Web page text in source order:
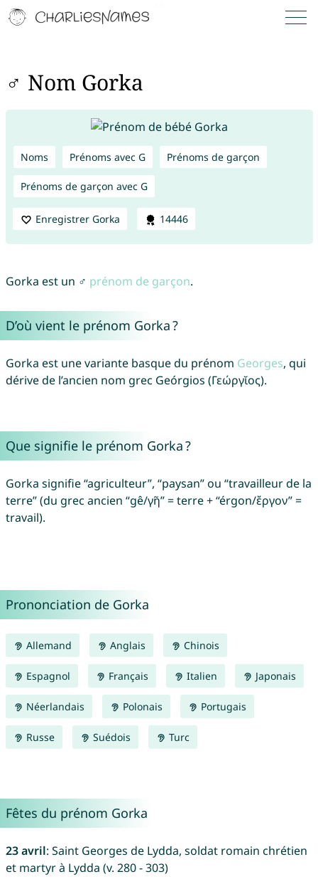
♂ Nom Gorka
Noms Prénoms avec G Prénoms de garçon
Prénoms de garçon avec G
Enregistrer Gorka 14446
Gorka est un ♂ prénom de garçon.
D’où vient le prénom Gorka ?
Gorka est une variante basque du prénom Georges, qui
dérive de l’ancien nom grec Geórgios (Γεώργῐος).
Que signifie le prénom Gorka ?
Gorka signifie “agriculteur”, “paysan” ou “travailleur de la
terre” (du grec ancien “gê/γῆ” = terre + “érgon/ἔργον” =
travail).
Prononciation de Gorka
Allemand Anglais Chinois
Espagnol Français Italien Japonais
Néerlandais Polonais Portugais
Russe Suédois Turc
Fêtes du prénom Gorka
23 avril: Saint Georges de Lydda, soldat romain chrétien
et martyr à Lydda (v. 280 - 303)